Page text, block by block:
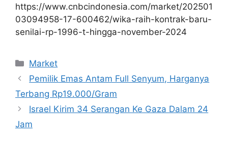
https://www.cnbcindonesia.com/market/202501
03094958-17-600462/wika-raih-kontrak-baru-
senilai-rp-1996-t-hingga-november-2024
Kategori
Market
Pemilik Emas Antam Full Senyum, Harganya
Terbang Rp19.000/Gram
Israel Kirim 34 Serangan Ke Gaza Dalam 24
Jam